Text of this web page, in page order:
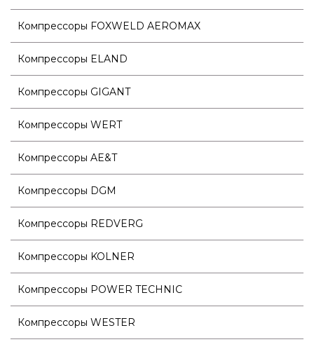
Компрессоры FOXWELD AEROMAX
Компрессоры ELAND
Компрессоры GIGANT
Компрессоры WERT
Компрессоры AE&T
Компрессоры DGM
Компрессоры REDVERG
Компрессоры KOLNER
Компрессоры POWER TECHNIC
Компрессоры WESTER